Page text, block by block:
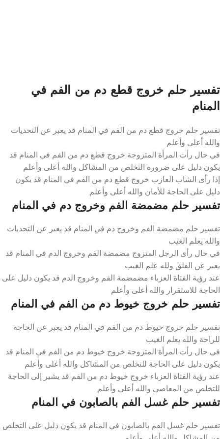
تفسير حلم خروج قطع دم من الفم في
المنام
تفسير حلم خروج قطع دم من الفم في المنام قد يعبر عن التحديات
والله أعلى وأعلم
في حال رأت المرأة المتزوجة خروج قطع دم من الفم في المنام قد
يكون دليل على ضرورة التخلص من المشاكل والله أعلى وأعلم
إذا رأى الشاب العازب خروج قطع دم من الفم في المنام قد يكون
دليل على الحاجة للأمان والله أعلى وأعلم
تفسير حلم مضمضة الفم وخروج دم في المنام
تفسير حلم مضمضة الفم وخروج دم في المنام قد يعبر عن التحديات
والله يعلم الغيب
في حال رأى الرجل المتزوج مضمضة الفم وخروج الدم في المنام قد
يعبر عن القلق ولله علم الغيب
عند رؤية الفتاة العزباء مضمضمة الفم وخروج الدم قد يكون دليل على
الحاجة للاستقرار والله أعلى وأعلم
تفسير حلم خروج خيوط دم من الفم في المنام
تفسير حلم خروج خيوط دم من الفم في المنام قد يعبر عن الحاجة
للراحة والله يعلم الغيب
في حال رأت المرأة المتزوجة خروج خيوط دم من الفم في المنام قد
يكون دليل على الحاجة للتخلص من المشاكل والله أعلى وأعلم
عند رؤية الفتاة العزباء خروج خيوط دم من الفم قد يشير إلى الحاجة
للتخلص من المعاصي والله أعلى وأعلم
تفسير حلم غسل الفم بالصابون في المنام
تفسير حلم غسل الفم بالصابون في المنام قد يكون دليل على التخلص